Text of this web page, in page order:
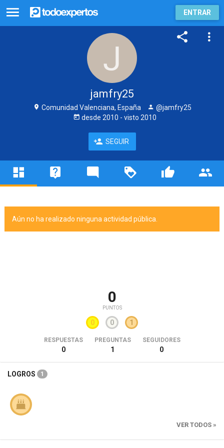
ENTRAR
jamfry25
Comunidad Valenciana, España
@jamfry25
desde 2010 - visto 2010
SEGUIR
Aún no ha realizado ninguna actividad pública.
0
PUNTOS
0 0 1
RESPUESTAS
0
PREGUNTAS
1
SEGUIDORES
0
LOGROS 1
VER TODOS »